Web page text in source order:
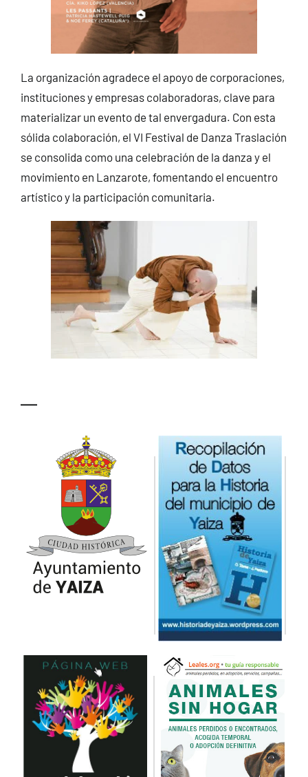
La organización agradece el apoyo de corporaciones,
instituciones y empresas colaboradoras, clave para
materializar un evento de tal envergadura. Con esta
sólida colaboración, el VI Festival de Danza Traslación
se consolida como una celebración de la danza y el
movimiento en Lanzarote, fomentando el encuentro
artístico y la participación comunitaria.
—